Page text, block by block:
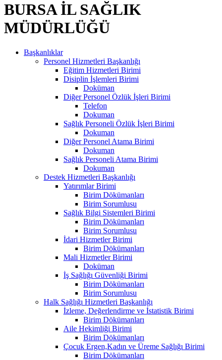
BURSA İL SAĞLIK
MÜDÜRLÜĞÜ
Başkanlıklar
Personel Hizmetleri Başkanlığı
Eğitim Hizmetleri Birimi
Disiplin İşlemleri Birimi
Doküman
Diğer Personel Özlük İşleri Birimi
Telefon
Dokuman
Sağlık Personeli Özlük İşleri Birimi
Dokuman
Diğer Personel Atama Birimi
Dokuman
Sağlık Personeli Atama Birimi
Dokuman
Destek Hizmetleri Başkanlığı
Yatırımlar Birimi
Birim Dökümanları
Birim Sorumlusu
Sağlık Bilgi Sistemleri Birimi
Birim Dökümanları
Birim Sorumlusu
İdari Hizmetler Birimi
Birim Dökümanları
Mali Hizmetler Birimi
Doküman
İş Sağlığı Güvenliği Birimi
Birim Dökümanları
Birim Sorumlusu
Halk Sağlığı Hizmetleri Başkanlığı
İzleme, Değerlendirme ve İstatistik Birimi
Birim Dökümanları
Aile Hekimliği Birimi
Birim Dökümanları
Çocuk Ergen,Kadın ve Üreme Sağlığı Birimi
Birim Dökümanları